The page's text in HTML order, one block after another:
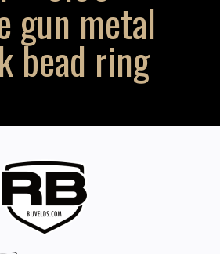
gun metal
bead ring